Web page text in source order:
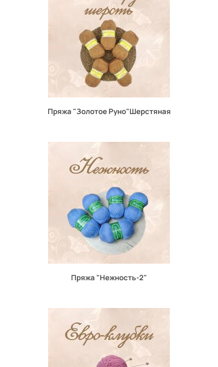
Пряжа "Золотое Руно"Шерстяная
Пряжа "Нежность-2"